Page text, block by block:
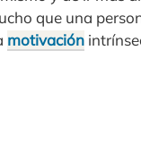
que una
motivación